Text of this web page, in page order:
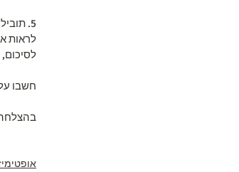
5.
לראות
לסיכום,
חשבו